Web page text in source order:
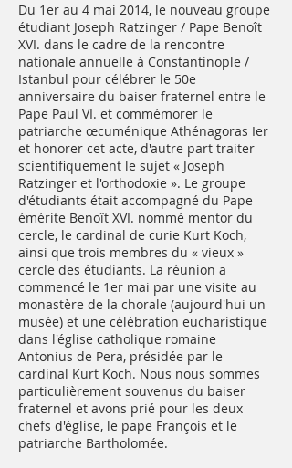
Du 1er au 4 mai 2014, le nouveau groupe
étudiant Joseph Ratzinger / Pape Benoît
XVI. dans le cadre de la rencontre
nationale annuelle à Constantinople /
Istanbul pour célébrer le 50e
anniversaire du baiser fraternel entre le
Pape Paul VI. et commémorer le
patriarche œcuménique Athénagoras Ier
et honorer cet acte, d'autre part traiter
scientifiquement le sujet « Joseph
Ratzinger et l'orthodoxie ». Le groupe
d'étudiants était accompagné du Pape
émérite Benoît XVI. nommé mentor du
cercle, le cardinal de curie Kurt Koch,
ainsi que trois membres du « vieux »
cercle des étudiants. La réunion a
commencé le 1er mai par une visite au
monastère de la chorale (aujourd'hui un
musée) et une célébration eucharistique
dans l'église catholique romaine
Antonius de Pera, présidée par le
cardinal Kurt Koch. Nous nous sommes
particulièrement souvenus du baiser
fraternel et avons prié pour les deux
chefs d'église, le pape François et le
patriarche Bartholomée.